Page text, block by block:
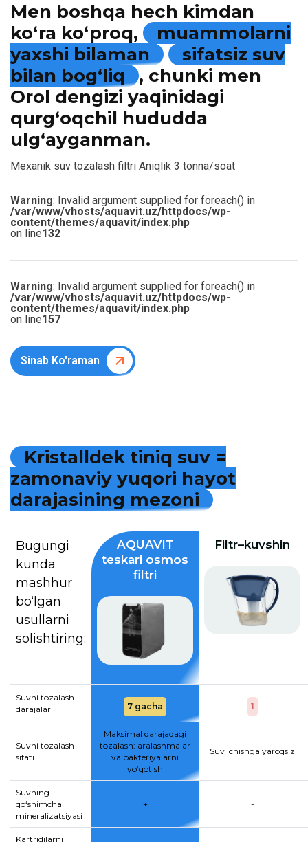
Men boshqa hech kimdan
ko‘ra ko‘proq,
muammolarni
yaxshi bilaman
sifatsiz suv
bilan bog‘liq
, chunki men
Orol dengizi yaqinidagi
qurg‘oqchil hududda
ulg‘ayganman.
Mexanik suv tozalash filtri Aniqlik 3 tonna/soat
Warning: Invalid argument supplied for foreach() in
/var/www/vhosts/aquavit.uz/httpdocs/wp-
content/themes/aquavit/index.php
on line132
Warning: Invalid argument supplied for foreach() in
/var/www/vhosts/aquavit.uz/httpdocs/wp-
content/themes/aquavit/index.php
on line157
Sinab Ko'raman
Kristalldek tiniq suv =
zamonaviy yuqori hayot
darajasining mezoni
Bugungi
kunda
mashhur
bo‘lgan
usullarni
solishtiring:
AQUAVIT
teskari osmos
filtri
Filtr–kuvshin
Suvni tozalash
darajalari
7 gacha 1
Suvni tozalash
sifati
Maksimal darajadagi
tozalash: aralashmalar
va bakteriyalarni
yo‘qotish
Suv ichishga yaroqsiz
Suvning
qo‘shimcha
mineralizatsiyasi
+ -
Kartridjlarni